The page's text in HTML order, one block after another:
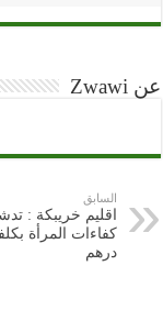
عن Zwawi
السابق
اقليم خريبكة :
درهم